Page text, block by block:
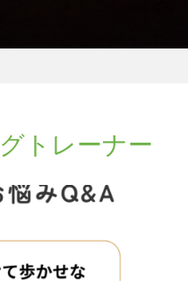
トレーナー